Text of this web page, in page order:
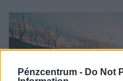
Pénzcentrum - Do Not